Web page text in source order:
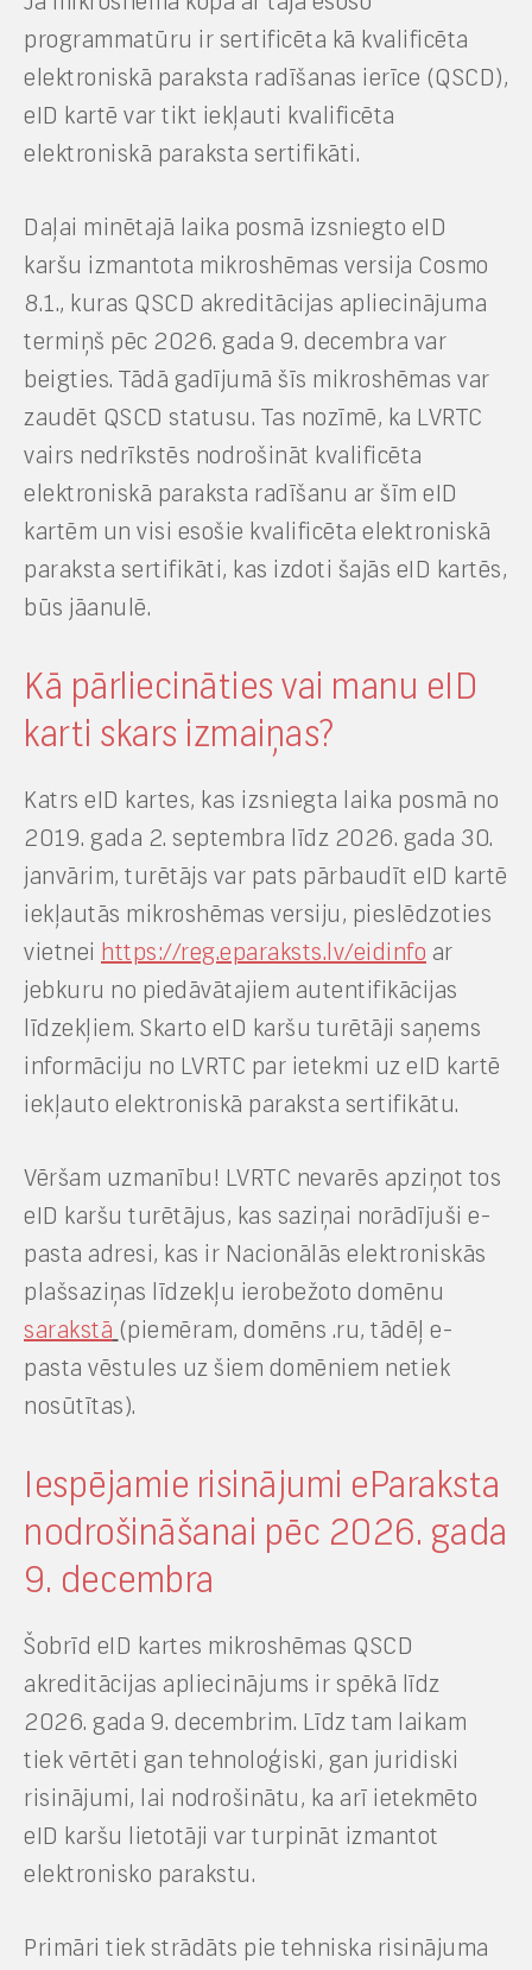
programmatūru ir sertificēta kā kvalificēta
elektroniskā paraksta radīšanas ierīce (QSCD),
eID kartē var tikt iekļauti kvalificēta
elektroniskā paraksta sertifikāti.
Daļai minētajā laika posmā izsniegto eID
karšu izmantota mikroshēmas versija Cosmo
8.1., kuras QSCD akreditācijas apliecinājuma
termiņš pēc 2026. gada 9. decembra var
beigties. Tādā gadījumā šīs mikroshēmas var
zaudēt QSCD statusu. Tas nozīmē, ka LVRTC
vairs nedrīkstēs nodrošināt kvalificēta
elektroniskā paraksta radīšanu ar šīm eID
kartēm un visi esošie kvalificēta elektroniskā
paraksta sertifikāti, kas izdoti šajās eID kartēs,
būs jāanulē.
Kā pārliecināties vai manu eID
karti skars izmaiņas?
Katrs eID kartes, kas izsniegta laika posmā no
2019. gada 2. septembra līdz 2026. gada 30.
janvārim, turētājs var pats pārbaudīt eID kartē
iekļautās mikroshēmas versiju, pieslēdzoties
vietnei https://reg.eparaksts.lv/eidinfo ar
jebkuru no piedāvātajiem autentifikācijas
līdzekļiem. Skarto eID karšu turētāji saņems
informāciju no LVRTC par ietekmi uz eID kartē
iekļauto elektroniskā paraksta sertifikātu.
Vēršam uzmanību! LVRTC nevarēs apziņot tos
eID karšu turētājus, kas saziņai norādījuši e-
pasta adresi, kas ir Nacionālās elektroniskās
plašsaziņas līdzekļu ierobežoto domēnu
sarakstā (piemēram, domēns .ru, tādēļ e-
pasta vēstules uz šiem domēniem netiek
nosūtītas).
Iespējamie risinājumi eParaksta
nodrošināšanai pēc 2026. gada
9. decembra
Šobrīd eID kartes mikroshēmas QSCD
akreditācijas apliecinājums ir spēkā līdz
2026. gada 9. decembrim. Līdz tam laikam
tiek vērtēti gan tehnoloģiski, gan juridiski
risinājumi, lai nodrošinātu, ka arī ietekmēto
eID karšu lietotāji var turpināt izmantot
elektronisko parakstu.
Primāri tiek strādāts pie tehniska risinājuma